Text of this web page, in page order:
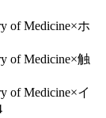
of Medicine×ホ
of Medicine×触
of Medicine×イ